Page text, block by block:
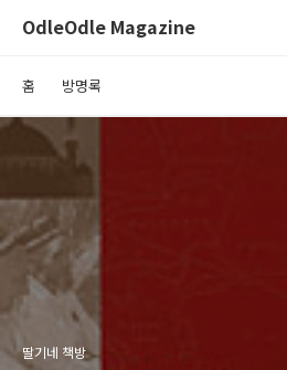
OdleOdle Magazine
홈 방명록
딸기네 책방